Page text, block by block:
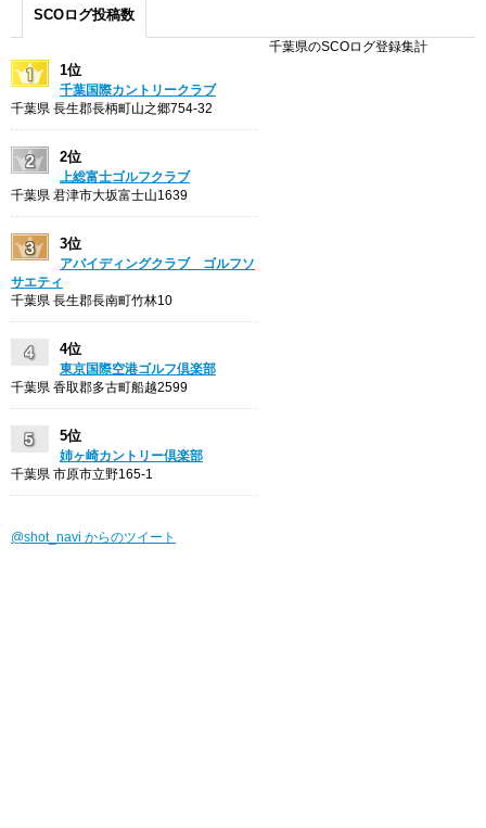
SCOログ投稿数
千葉県のSCOログ登録集計
1位
千葉国際カントリークラブ
千葉県 長生郡長柄町山之郷754-32
2位
上総富士ゴルフクラブ
千葉県 君津市大坂富士山1639
3位
アバイディングクラブ ゴルフソ
サエティ
千葉県 長生郡長南町竹林10
4位
東京国際空港ゴルフ倶楽部
千葉県 香取郡多古町船越2599
5位
姉ヶ崎カントリー倶楽部
千葉県 市原市立野165-1
@shot_navi からのツイート